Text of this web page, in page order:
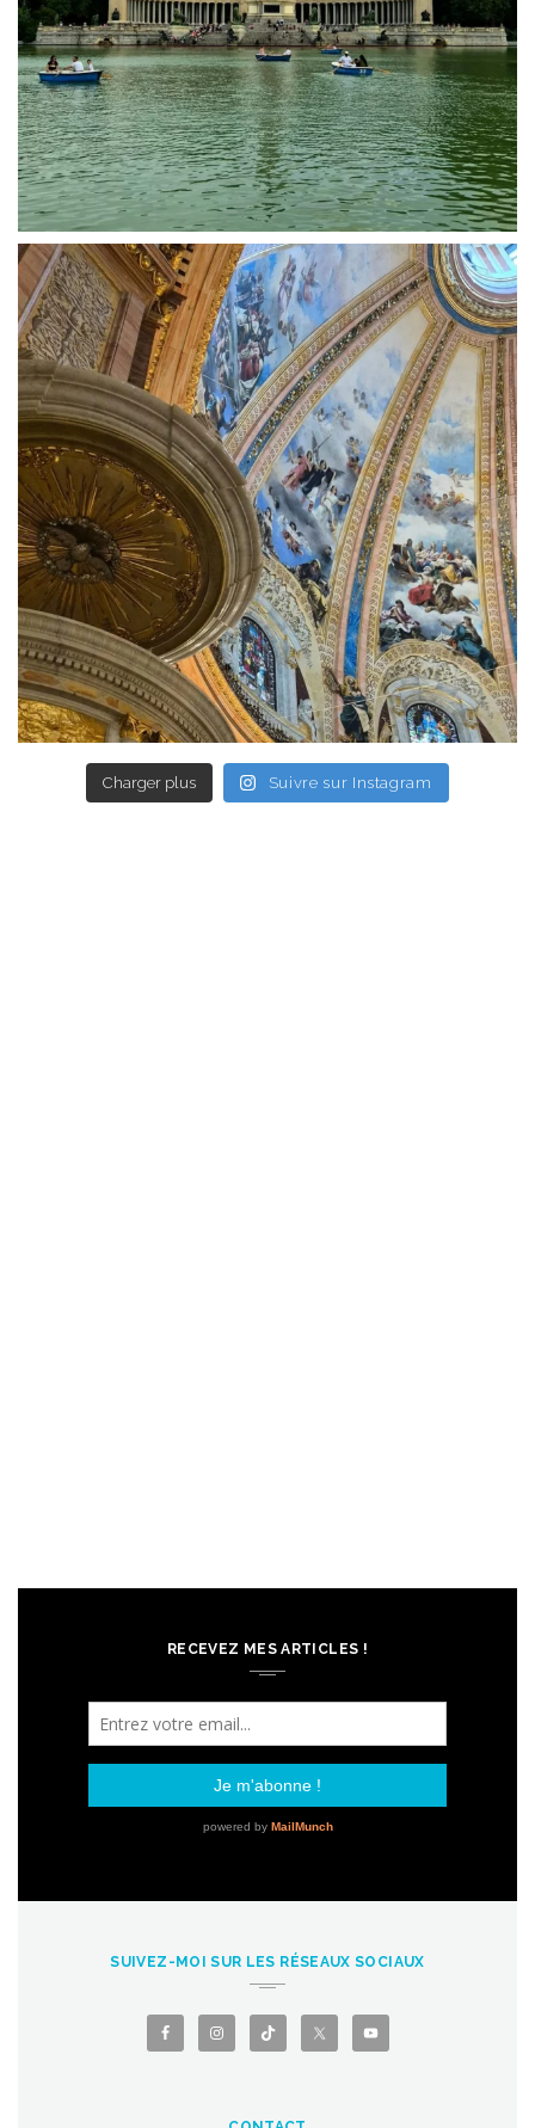
Charger plus Suivre sur Instagram
RECEVEZ MES ARTICLES !
SUIVEZ-MOI SUR LES RÉSEAUX SOCIAUX